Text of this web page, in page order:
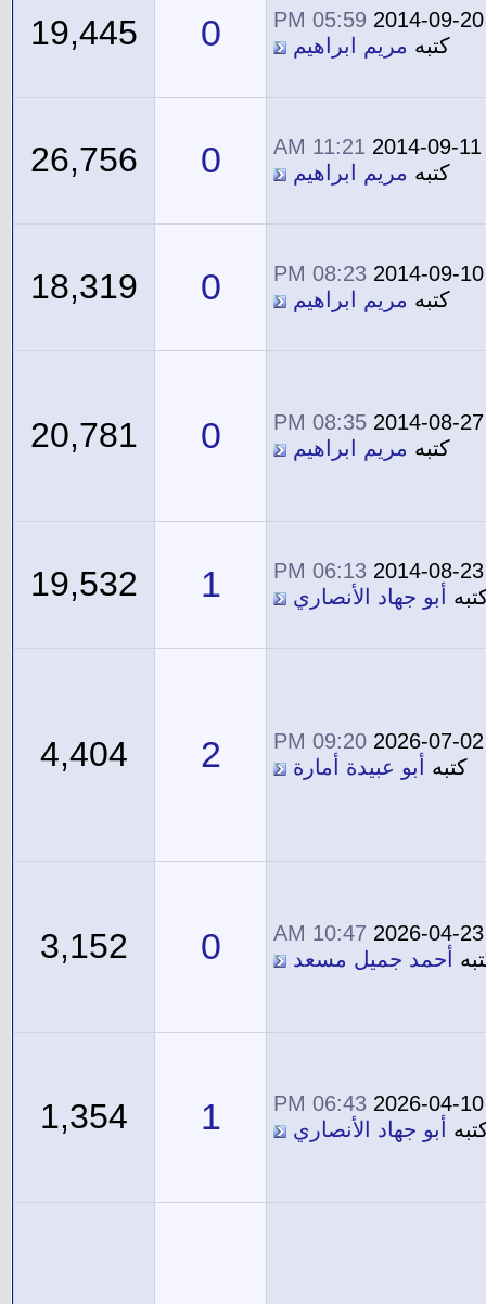
2014-09-20
05:59 PM
كتبه مريم ابراهيم 0
19,445
2014-09-11
11:21 AM
كتبه مريم ابراهيم 0
26,756
2014-09-10
08:23 PM
كتبه مريم ابراهيم 0
18,319
2014-08-27
08:35 PM
كتبه مريم ابراهيم 0
20,781
2014-08-23
06:13 PM
أبو جهاد الأنصاري 1
19,532
2026-07-02
09:20 PM
كتبه
أبو عبيدة أمارة 2
4,404
2026-04-23
10:47 AM
أحمد جميل مسعد 0
3,152
2026-04-10
06:43 PM
أبو جهاد الأنصاري 1
1,354